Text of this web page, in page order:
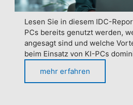
Lesen Sie in diesem IDC-
PCs bereits genutzt werden,
angesagt sind und welche
beim Einsatz von KI-PCs
mehr erfahren